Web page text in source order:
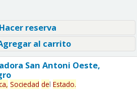
reserva
al carrito
San Antoni Oeste,
Sociedad del Estado.